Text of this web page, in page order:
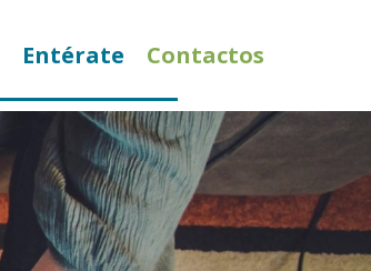
Entérate Contactos